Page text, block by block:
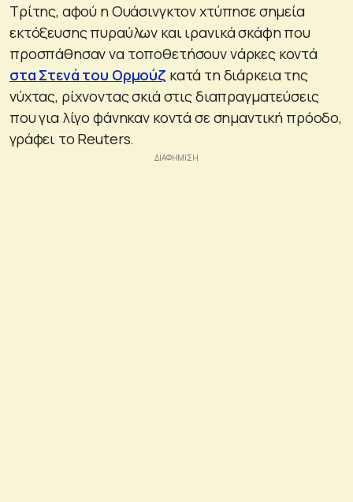
Τρίτης, αφού η Ουάσινγκτον χτύπησε σημεία
εκτόξευσης πυραύλων και ιρανικά σκάφη που
προσπάθησαν να τοποθετήσουν νάρκες κοντά
στα Στενά του Ορμούζ κατά τη διάρκεια της
νύχτας, ρίχνοντας σκιά στις διαπραγματεύσεις
που για λίγο φάνηκαν κοντά σε σημαντική πρόοδο,
γράφει το Reuters.